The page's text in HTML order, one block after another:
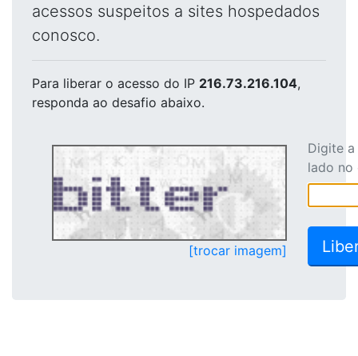
acessos suspeitos a sites hospedados
conosco.
Para liberar o acesso do IP 216.73.216.104,
responda ao desafio abaixo.
[trocar imagem]
Digite
lado no